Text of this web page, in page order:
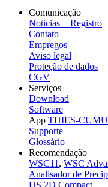
Comunicação
Noticias + Registro
Contato
Empregos
Aviso legal
Proteção de dados
CGV
Serviços
Download
Software
App THIES-
Supporte
Glossário
Recomendação
WSC11 , WSC
Analisador de